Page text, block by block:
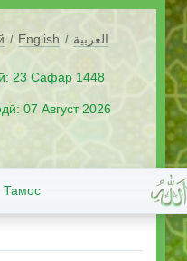
/ English / العربية
23 Сафар 1448
07 Август 2026
Тамос